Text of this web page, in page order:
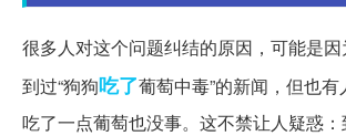
很多人对这个问题纠结的原因，可能是
到过“狗狗吃了葡萄中毒”的新闻，但也
吃了一点葡萄也没事。这不禁让人疑惑：